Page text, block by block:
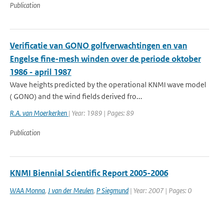
Publication
Verificatie van GONO golfverwachtingen en van
Engelse fine-mesh winden over de periode oktober
1986 - april 1987
Wave heights predicted by the operational KNMI wave model
( GONO) and the wind fields derived fro...
R.A. van Moerkerken | Year: 1989 | Pages: 89
Publication
KNMI Biennial Scientific Report 2005-2006
WAA Monna, J van der Meulen, P Siegmund | Year: 2007 | Pages: 0